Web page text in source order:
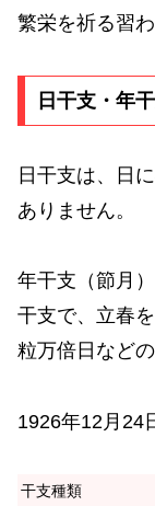
繁栄を祈る習
日干支・年
日干支は、日
ありません。
年干支（節月
干支で、立春
粒万倍日など
1926年12月24
干支種類